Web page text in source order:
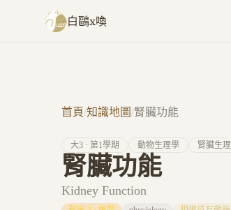
跳至主要內容
白鷗x喚
首頁/知識地圖/腎臟功能
大3 · 第1學期 動物生理學 腎臟生理
腎臟功能
Kidney Function